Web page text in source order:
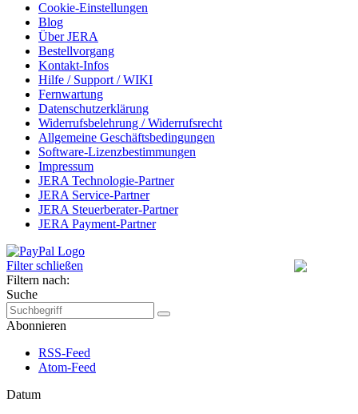
Cookie-Einstellungen
Blog
Über JERA
Bestellvorgang
Kontakt-Infos
Hilfe / Support / WIKI
Fernwartung
Datenschutzerklärung
Widerrufsbelehrung / Widerrufsrecht
Allgemeine Geschäftsbedingungen
Software-Lizenzbestimmungen
Impressum
JERA Technologie-Partner
JERA Service-Partner
JERA Steuerberater-Partner
JERA Payment-Partner
Filter schließen
Filtern nach:
Suche
Abonnieren
RSS-Feed
Atom-Feed
Datum